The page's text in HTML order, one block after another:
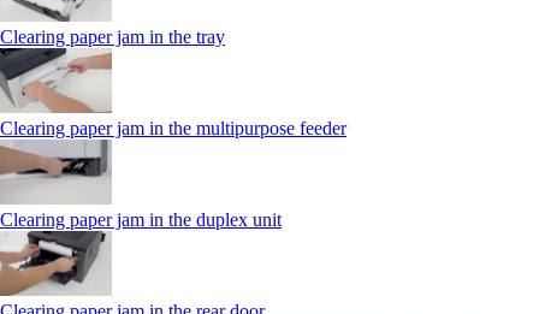
Clearing paper jam in the tray
Clearing paper jam in the multipurpose feeder
Clearing paper jam in the duplex unit